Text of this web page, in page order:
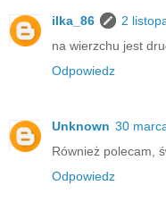
ilka_86
2
na wierzchu jest
Odpowiedz
Unknown 30
Również polecam,
Odpowiedz